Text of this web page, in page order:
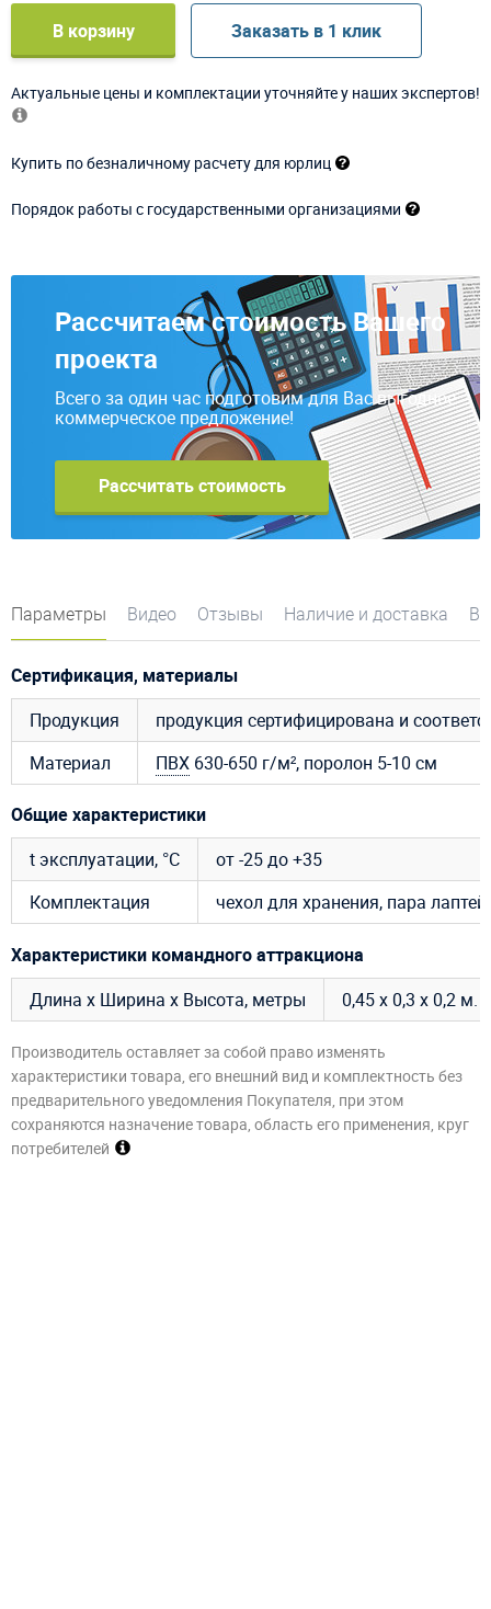
В корзину Заказать в 1 клик
Актуальные цены и комплектации уточняйте у наших экспертов!
Купить по безналичному расчету для юрлиц
Порядок работы с государственными организациями
Рассчитаем стоимость Вашего
проекта
Всего за один час подготовим для Вас выгодное
коммерческое предложение!
Рассчитать стоимость
Параметры Видео Отзывы Наличие и доставка
Сертификация, материалы
Продукция
продукция сертифицирована и
Материал
ПВХ 630-650 г/м², поролон 5-10 см
Общие характеристики
t эксплуатации, °C
от -25 до +35
Комплектация
чехол для хранения, пара лаптей
Характеристики командного аттракциона
Длина х Ширина х Высота, метры
0,45 х 0,3 х 0,2 м.
Производитель оставляет за собой право изменять
характеристики товара, его внешний вид и комплектность без
предварительного уведомления Покупателя, при этом
сохраняются назначение товара, область его применения, круг
потребителей